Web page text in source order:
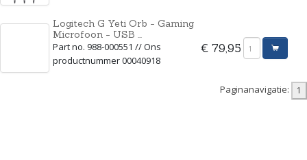
Logitech G Yeti Orb - Gaming
Microfoon - USB ...
Part no. 988-000551 // Ons
productnummer 00040918
€ 79,95
Paginanavigatie: